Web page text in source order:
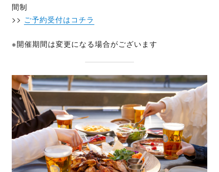
間制
>> ご予約受付はコチラ
※開催期間は変更になる場合がございます